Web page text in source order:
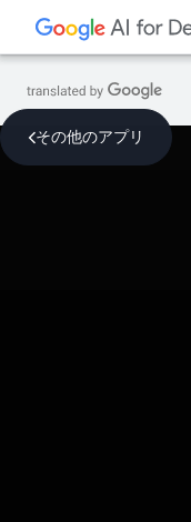
その他のアプリ